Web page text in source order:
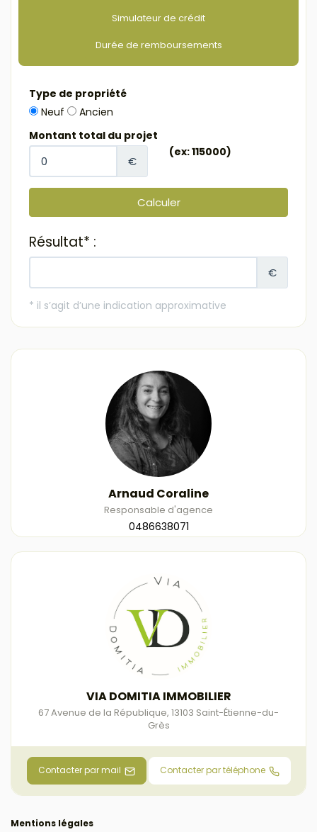
Simulateur de crédit
Durée de remboursements
Arnaud Coraline
Responsable d'agence
0486638071
VIA DOMITIA IMMOBILIER
67 Avenue de la République, 13103 Saint-Étienne-du-
Grès
Contacter par mail Contacter par téléphone
Mentions légales